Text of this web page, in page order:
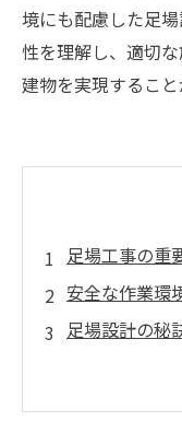
境にも配慮した足
性を理解し、適切
建物を実現すること
足場工事の重
安全な作業環
足場設計の秘
素材の選定